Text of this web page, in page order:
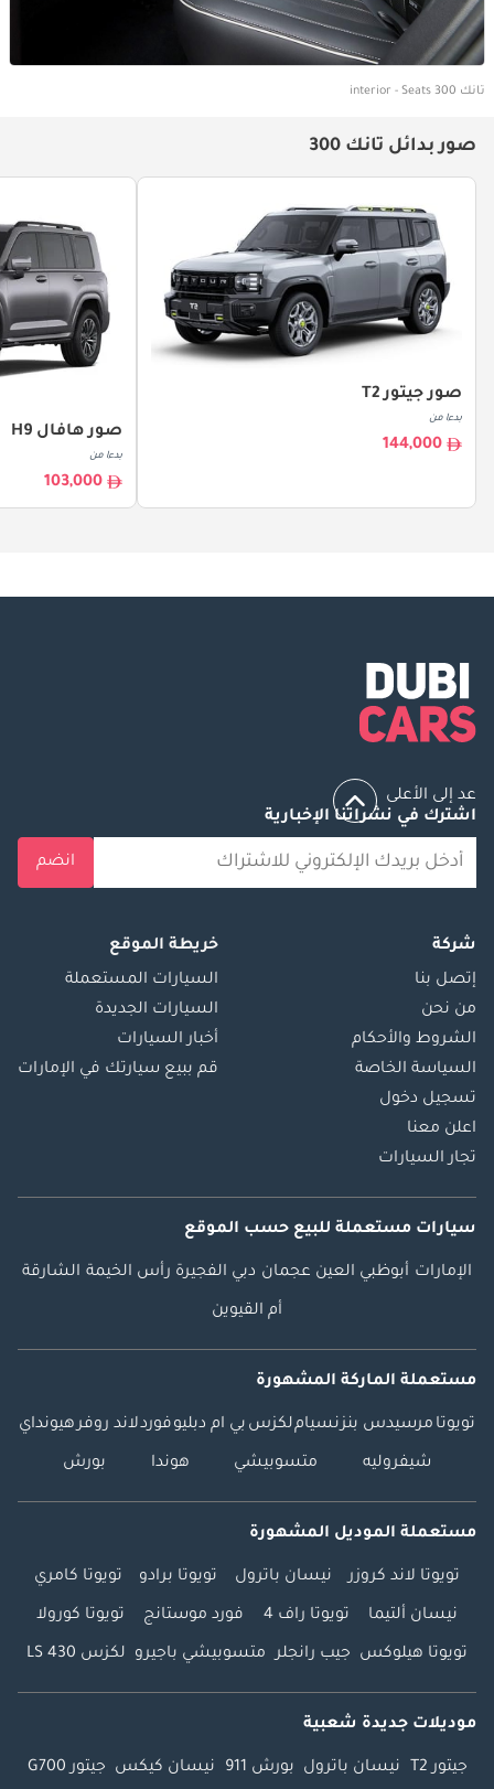
تانك 300 interior - Seats
صور بدائل تانك 300
صور جيتور T2
بدءا من
144,000
صور هافال H9
بدءا من
103,000
عد إلى الأعلى
اشترك في نشراتنا الإخبارية
انضم
شركة
إتصل بنا
من نحن
الشروط والأحكام
السياسة الخاصة
تسجيل دخول
اعلن معنا
تجار السيارات
خريطة الموقع
السيارات المستعملة
السيارات الجديدة
أخبار السيارات
قم ببيع سيارتك في الإمارات
سيارات مستعملة للبيع حسب الموقع
الإمارات أبوظبي العين عجمان دبي الفجيرة رأس الخيمة الشارقة
أم القيوين
مستعملة الماركة المشهورة
تويوتا مرسيدس بنزنسياملكزس بي ام دبليوفوردلاند روفرهيونداي
شيفروليه متسوبيشي هوندا بورش
مستعملة الموديل المشهورة
تويوتا لاند كروزر نيسان باترول تويوتا برادو تويوتا كامري
نيسان ألتيما تويوتا راف 4 فورد موستانج تويوتا كورولا
تويوتا هيلوكس جيب رانجلر متسوبيشي باجيرو لكزس LS 430
موديلات جديدة شعبية
جيتور T2 نيسان باترول بورش 911 نيسان كيكس جيتور G700